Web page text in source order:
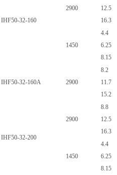
IHF50-32-160
2900
12.5
16.3
1450
4.4
6.25
8.15
IHF50-32-160A 2900
8.2
11.7
15.2
IHF50-32-200
2900
8.8
12.5
16.3
1450
4.4
6.25
8.15